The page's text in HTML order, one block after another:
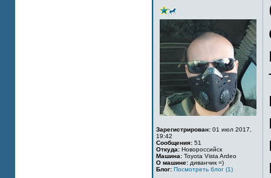
Зарегистрирован: 01 июл 2017,
19:42
Сообщения: 51
Откуда: Новороссийск
Машина: Toyota Vista Ardeo
О машине: диванчик =)
Блог: Посмотреть блог (1)